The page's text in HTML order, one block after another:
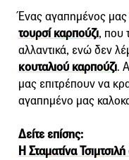
Ένας αγαπημένος μας
τουρσί καρπούζι, που
αλλαντικά, ενώ δεν
κουταλιού καρπούζι.
μας επιτρέπουν να
αγαπημένο μας
Δείτε επίσης:
Η Σταματίνα